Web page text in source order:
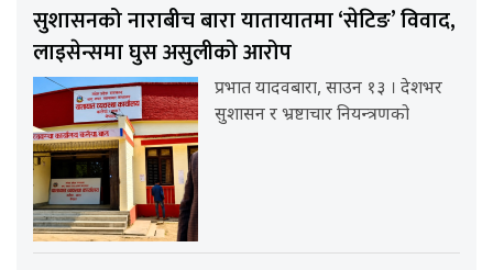
सुशासनको नाराबीच बारा यातायातमा ‘सेटिङ’ विवाद,
लाइसेन्समा घुस असुलीको आरोप
प्रभात यादवबारा, साउन १३ । देशभर
सुशासन र भ्रष्टाचार नियन्त्रणको